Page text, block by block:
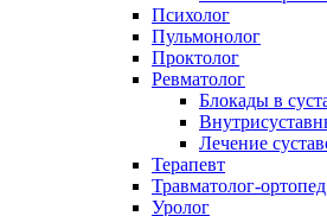
Психолог
Пульмонолог
Проктолог
Ревматолог
Блокады в
Лечение
Терапевт
Травматолог-ортопед
Уролог